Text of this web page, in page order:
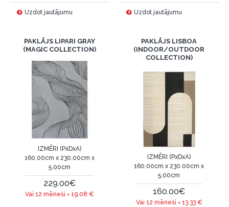
Uzdot jautājumu Uzdot jautājumu
PAKLĀJS LIPARI GRAY
(MAGIC COLLECTION)
IZMĒRI (PxDxA)
160.00cm x 230.00cm x
5.00cm
229.00€
Vai 12 mēneši =19.08 €
PAKLĀJS LISBOA
(INDOOR/OUTDOOR
COLLECTION)
IZMĒRI (PxDxA)
160.00cm x 230.00cm x
5.00cm
160.00€
Vai 12 mēneši = 13.33€